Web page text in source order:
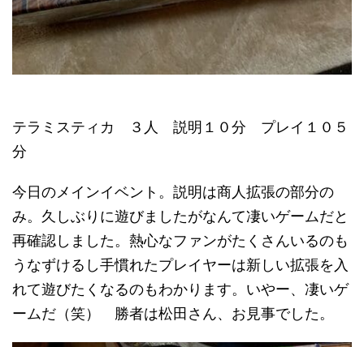
テラミスティカ ３人 説明１０分 プレイ１０５
分
今日のメインイベント。説明は商人拡張の部分の
み。久しぶりに遊びましたがなんて凄いゲームだと
再確認しました。熱心なファンがたくさんいるのも
うなずけるし手慣れたプレイヤーは新しい拡張を入
れて遊びたくなるのもわかります。いやー、凄いゲ
ームだ（笑） 勝者は松田さん、お見事でした。